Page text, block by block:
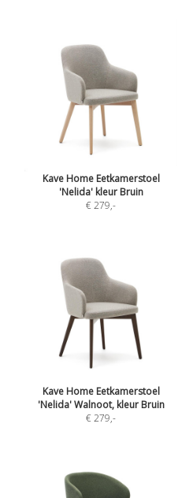
Kave Home Eetkamerstoel
'Nelida' kleur Bruin
€ 279,-
Kave Home Eetkamerstoel
'Nelida' Walnoot, kleur Bruin
€ 279,-